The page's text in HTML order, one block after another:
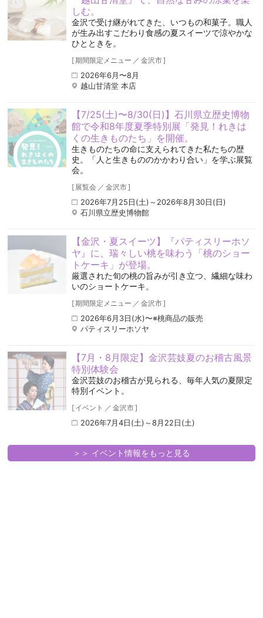
しむ。
金沢で受け継がれてきた、いつもの和菓子。職人
が生み出すこだわり食感の夏スイーツで涼やかな
ひとときを。
[期間限定メニュー ／ 金沢市]
2026年6月〜8月
越山甘清堂 本店
【7/25(土)〜8/30(日)】石川県立歴史博物
館で令和8年度夏季特別展「発見！れきは
くの生きものたち」を開催。
生きものたちの命に支えられてきた私たちの歴
史。「人と生きもののかかわり合い」を学ぶ展覧
会。
[ 展覧会 ／ 金沢市]
2026年7月25日(土)～2026年8月30日(日)
石川県立歴史博物館
【金沢・夏スイーツ】『パティスリーホソ
ヤ』に、瑞々しい桃を味わう「桃のショー
トケーキ」が登場。
厳選された旬の桃の旨みが引き立つ、繊細な味わ
いのショートケーキ。
[期間限定メニュー ／ 金沢市]
2026年6月3日(水)〜※桃商品の販売
パティスリーホソヤ
【7月・8月限定】金沢芸妓夏のお稽古風景
特別体験会
金沢芸妓のお稽古が見られる、毎年人気の夏限定
特別イベント。
[ イベント ／ 金沢市]
2026年7月4日(土)～8月22日(土)
＞＞ イベント情報をもっと見る